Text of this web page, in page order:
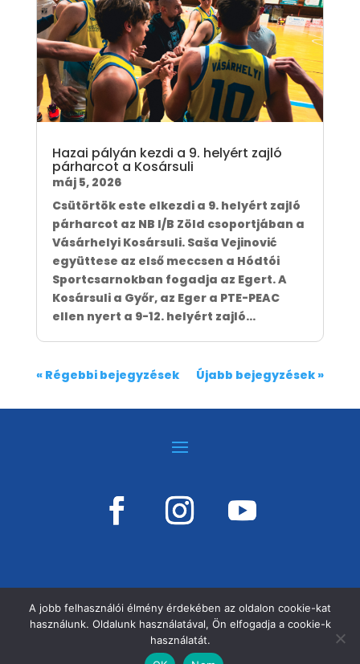
Hazai pályán kezdi a 9. helyért zajló
párharcot a Kosársuli
máj 5, 2026
Csütörtök este elkezdi a 9. helyért zajló
párharcot az NB I/B Zöld csoportjában a
Vásárhelyi Kosársuli. Saša Vejinović
együttese az első meccsen a Hódtói
Sportcsarnokban fogadja az Egert. A
Kosársuli a Győr, az Eger a PTE-PEAC
ellen nyert a 9-12. helyért zajló...
« Régebbi bejegyzések Újabb bejegyzések »
VÁSÁRHELYI KOSÁRSULI, MINDEN JOG
FENNTARTVA!
A jobb felhasználói élmény érdekében az oldalon cookie-kat
használunk. Oldalunk használatával, Ön elfogadja a cookie-k
használatát.